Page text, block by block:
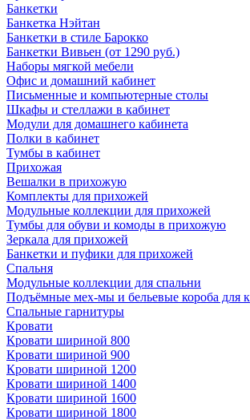
Банкетки
Банкетка Нэйтан
Банкетки в стиле Барокко
Банкетки Вивьен (от 1290 руб.)
Наборы мягкой мебели
Офис и домашний кабинет
Письменные и компьютерные столы
Шкафы и стеллажи в кабинет
Модули для домашнего кабинета
Полки в кабинет
Тумбы в кабинет
Прихожая
Вешалки в прихожую
Комплекты для прихожей
Модульные коллекции для прихожей
Тумбы для обуви и комоды в прихожую
Зеркала для прихожей
Банкетки и пуфики для прихожей
Спальня
Модульные коллекции для спальни
Подъёмные мех-мы и бельевые короба для
Спальные гарнитуры
Кровати
Кровати шириной 800
Кровати шириной 900
Кровати шириной 1200
Кровати шириной 1400
Кровати шириной 1600
Кровати шириной 1800